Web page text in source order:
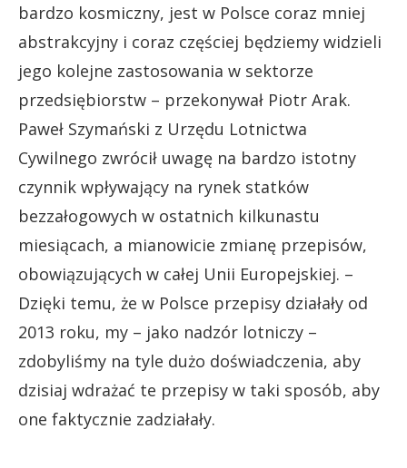
bardzo kosmiczny, jest w Polsce coraz mniej
abstrakcyjny i coraz częściej będziemy widzieli
jego kolejne zastosowania w sektorze
przedsiębiorstw – przekonywał Piotr Arak.
Paweł Szymański z Urzędu Lotnictwa
Cywilnego zwrócił uwagę na bardzo istotny
czynnik wpływający na rynek statków
bezzałogowych w ostatnich kilkunastu
miesiącach, a mianowicie zmianę przepisów,
obowiązujących w całej Unii Europejskiej. –
Dzięki temu, że w Polsce przepisy działały od
2013 roku, my – jako nadzór lotniczy –
zdobyliśmy na tyle dużo doświadczenia, aby
dzisiaj wdrażać te przepisy w taki sposób, aby
one faktycznie zadziałały.